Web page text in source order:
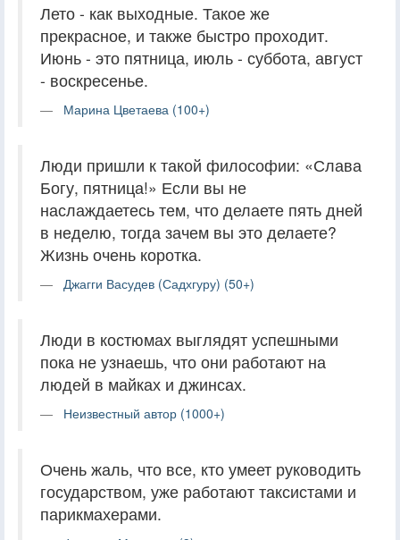
Лето - как выходные. Такое же
прекрасное, и также быстро проходит.
Июнь - это пятница, июль - суббота, август
- воскресенье.
Марина Цветаева (100+)
Люди пришли к такой философии: «Слава
Богу, пятница!» Если вы не
наслаждаетесь тем, что делаете пять дней
в неделю, тогда зачем вы это делаете?
Жизнь очень коротка.
Джагги Васудев (Садхгуру) (50+)
Люди в костюмах выглядят успешными
пока не узнаешь, что они работают на
людей в майках и джинсах.
Неизвестный автор (1000+)
Очень жаль, что все, кто умеет руководить
государством, уже работают таксистами и
парикмахерами.